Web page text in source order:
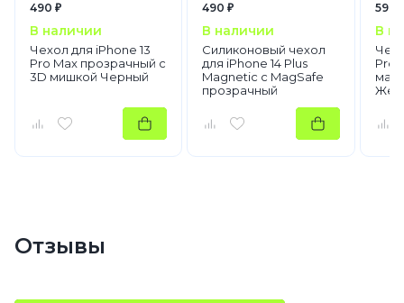
490 ₽
В наличии
Чехол для iPhone 13
Pro Max прозрачный с
3D мишкой Черный
490 ₽
В наличии
Силиконовый чехол
для iPhone 14 Plus
Magnetic с MagSafe
прозрачный
590
В
Pro
Отзывы